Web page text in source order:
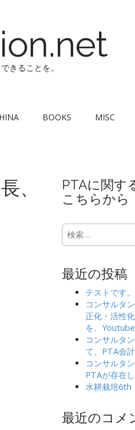
きることを。
BOOKS MISC
、
PTAに関す
こちらから
検
索:
最近の投稿
テストです。
コンサルタ
正化・活性
を、
コンサルタ
て、PTA会
コンサルタ
PTAが存在
水耕栽培6th
最近のコメ